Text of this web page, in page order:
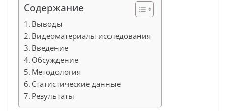
Содержание
Выводы
Видеоматериалы исследования
Введение
Обсуждение
Методология
Статистические данные
Результаты